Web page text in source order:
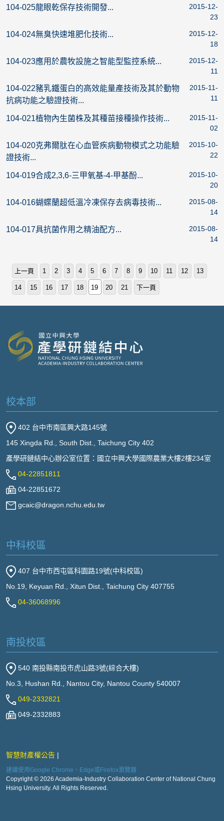
104-025龍眼乾保存技術開發...
2015-12-
23
104-024無臭快速堆肥化技術...
2015-12-
18
104-023應用於農牧設施之智能型監控系統...
2015-12-
11
104-022豬乳鐵蛋白的高效能量產技術及其於動物
抗病功能之驗證技術...
2015-11-
11
104-021植物內生菌株及其種苗接種操作技術...
2015-11-
02
104-020克弗爾肽在心血管疾病動物模式之功能驗
證技術...
2015-10-
22
104-019合成2,3,6-三甲氧基-4-甲基酚...
2015-10-
20
104-016蝴蝶蘭超低溫冷凍保存去病毒技術...
2015-08-
14
104-017具抗菌作用之精油配方...
2015-08-
14
上一頁 1 2 3 4 5 6 7 8 9 10 11 12 13
14 15 16 17 18 19 20 21 下一頁
校本部
402 台中市南區興大路145號
145 Xingda Rd., South Dist., Taichung City 402
產學研鏈結中心辦公室位置：國立中興大學國際農業大樓2樓234室
04-22851811
04-22851672
gcaic@dragon.nchu.edu.tw
中科校區
407 台中市西屯區科園路19號(中科校區)
No.19, Keyuan Rd., Xitun Dist., Taichung City 407755
04-36068996
南投校區
540 南投縣南投市虎山路3號(綜合大樓)
No.3, Hushan Rd., Nantou City, Nantou County 540007
049-2332821
049-2332883
智慧財產權公告
建議使用Google Chrome、Edge或Firefox瀏覽器
Copyright © 2026 Academia-Industry Collaboration Center of National Chung
Hsing University. All Rights Reserved.